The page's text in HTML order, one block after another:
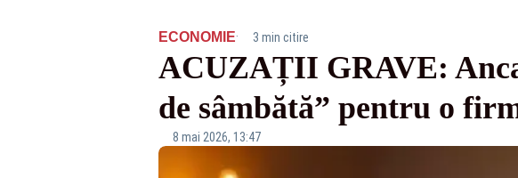
ECONOMIE· 3 min citire
ACUZAȚII GRAVE:
de sâmbătă” pentru o
8 mai 2026, 13:47